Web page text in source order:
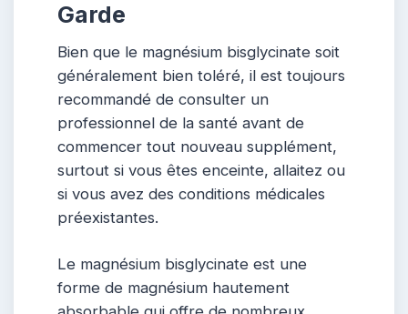
Garde
Bien que le magnésium bisglycinate soit
généralement bien toléré, il est toujours
recommandé de consulter un
professionnel de la santé avant de
commencer tout nouveau supplément,
surtout si vous êtes enceinte, allaitez ou
si vous avez des conditions médicales
préexistantes.
Le magnésium bisglycinate est une
forme de magnésium hautement